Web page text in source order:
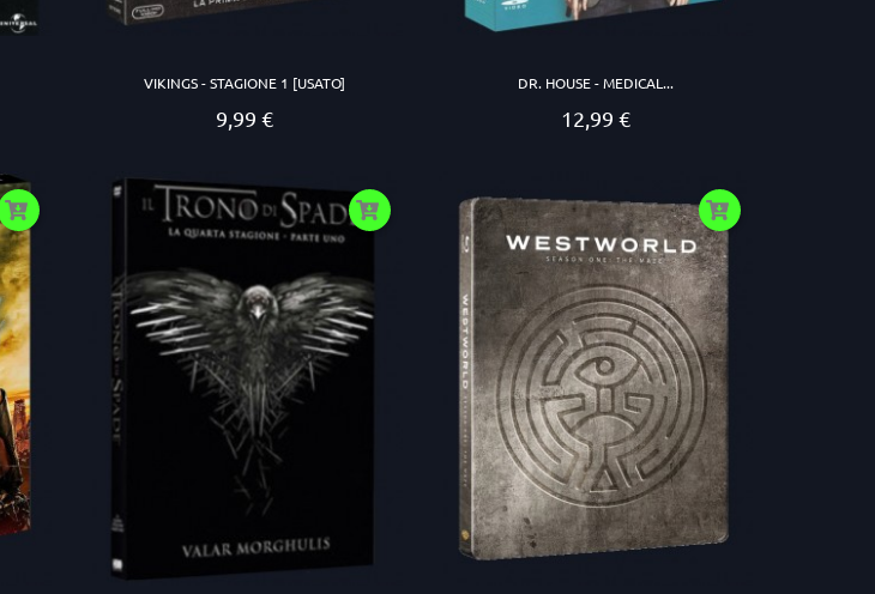
VIKINGS - STAGIONE 1 [USATO]
Prezzo
9,99 €
DR. HOUSE - MEDICAL...
Prezzo
12,99 €